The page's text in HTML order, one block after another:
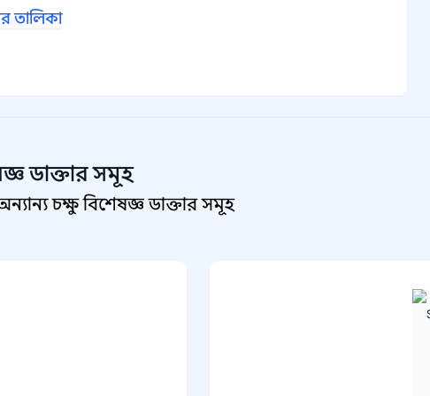
তালিকা
ডাক্তার সমূহ
চক্ষু বিশেষজ্ঞ ডাক্তার সমূহ